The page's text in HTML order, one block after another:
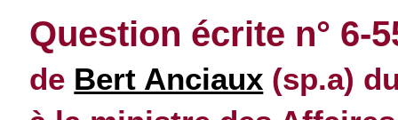
Question écrite n° 6-
de Bert Anciaux (sp.a)